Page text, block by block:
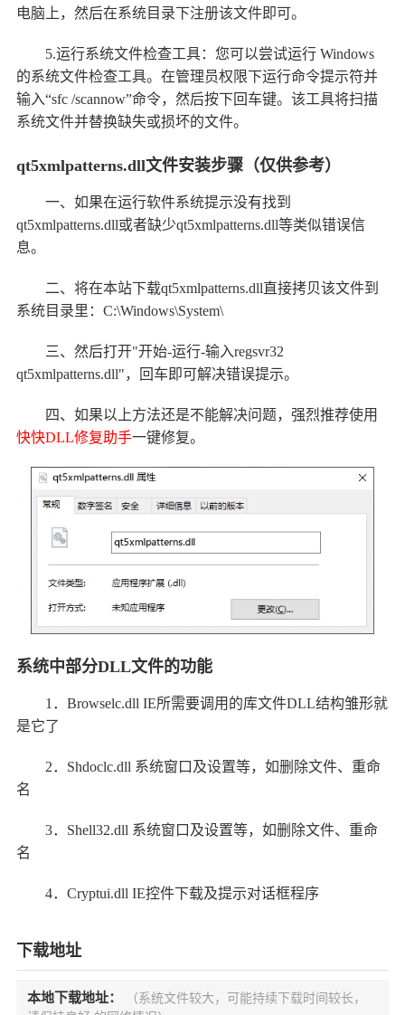
电脑上，然后在系统目录下注册该文件即可。
5.运行系统文件检查工具：您可以尝试运行 Windows
的系统文件检查工具。在管理员权限下运行命令提示符并
输入“sfc /scannow”命令，然后按下回车键。该工具将扫描
系统文件并替换缺失或损坏的文件。
qt5xmlpatterns.dll文件安装步骤（仅供参考）
一、如果在运行软件系统提示没有找到
qt5xmlpatterns.dll或者缺少qt5xmlpatterns.dll等类似错误信
息。
二、将在本站下载qt5xmlpatterns.dll直接拷贝该文件到
系统目录里：C:\Windows\System\
三、然后打开"开始-运行-输入regsvr32
qt5xmlpatterns.dll"，回车即可解决错误提示。
四、如果以上方法还是不能解决问题，强烈推荐使用
快快DLL修复助手一键修复。
系统中部分DLL文件的功能
1．Browselc.dll IE所需要调用的库文件DLL结构雏形就
是它了
2．Shdoclc.dll 系统窗口及设置等，如删除文件、重命
名
3．Shell32.dll 系统窗口及设置等，如删除文件、重命
名
4．Cryptui.dll IE控件下载及提示对话框程序
下载地址
本地下载地址：
（系统文件较大，可能持续下载时间较长，